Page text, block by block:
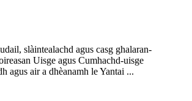
slàintealachd agus casg ghalaran-
Uisge agus Cumhachd-uisge
agus air a dhèanamh le Yantai ...